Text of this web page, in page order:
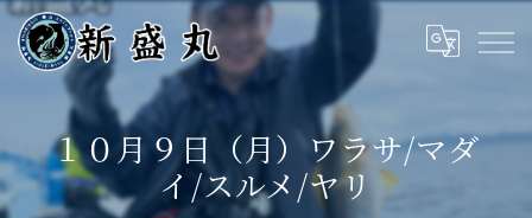
１０月９日（月）ワラサ/マダ
イ/スルメ/ヤリ